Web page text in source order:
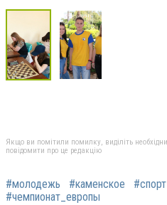
Якщо ви помітили помилку, виділіть
повідомити про це редакцію
#молодежь #каменское #спорт
#чемпионат_европы